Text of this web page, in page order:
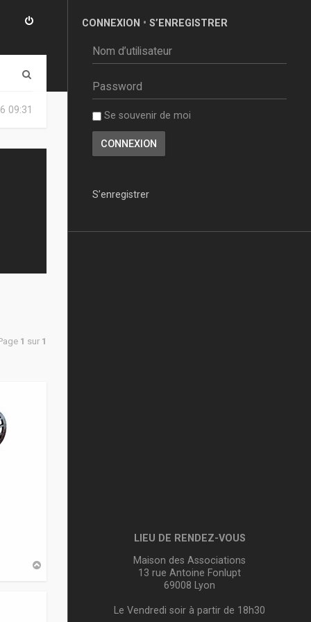
09:31
1 sur 1
CONNEXION • S’ENREGISTRER
Se souvenir de moi
S’enregistrer
LIEU DE RENDEZ-VOUS
Maison des Associations
13 rue Antoine Fonlupt
69008 Lyon
Le Vendredi soir à partir de 18h30